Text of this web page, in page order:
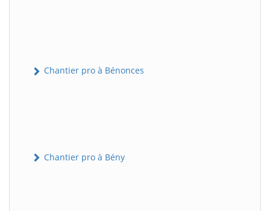
Chantier pro à Bénonces
Chantier pro à Bény